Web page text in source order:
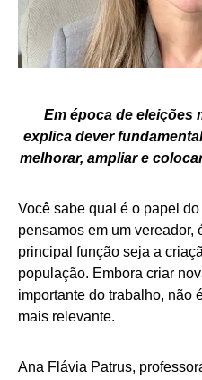
Em época de eleições
explica dever
melhorar, ampliar e
Você sabe qual é o papel
pensamos em um vereador,
principal função seja a
população. Embora criar
importante do trabalho, não
mais relevante.
Ana Flávia Patrus,